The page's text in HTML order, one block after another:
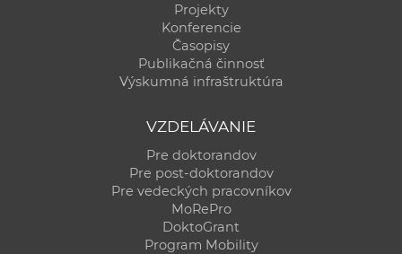
Projekty
Konferencie
Časopisy
Publikačná činnosť
Výskumná infraštruktúra
VZDELÁVANIE
Pre doktorandov
Pre post-doktorandov
Pre vedeckých pracovníkov
MoRePro
DoktoGrant
Program Mobility